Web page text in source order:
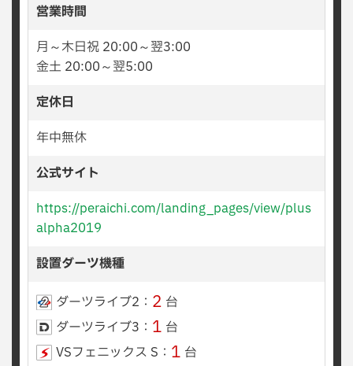
営業時間
月～木日祝 20:00～翌3:00
金土 20:00～翌5:00
定休日
年中無休
公式サイト
https://peraichi.com/landing_pages/view/plus
alpha2019
設置ダーツ機種
ダーツライブ2： 2 台
ダーツライブ3： 1 台
VSフェニックス S： 1 台